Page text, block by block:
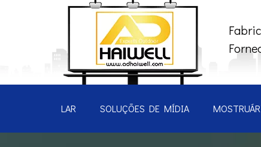
LAR SOLUÇÕES DE MÍDIA